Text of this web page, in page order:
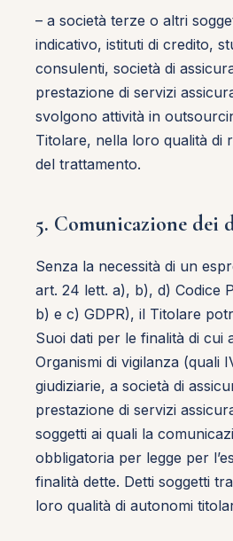
– a società terze o altri
indicativo, istituti di credito,
consulenti, società di
prestazione di servizi
svolgono attività in
Titolare, nella loro qualità di
del trattamento.
5. Comunicazione dei
Senza la necessità di un
art. 24 lett. a), b), d) Codice
b) e c) GDPR), il Titolare
Suoi dati per le finalità di cui
Organismi di vigilanza (quali
giudiziarie, a società di
prestazione di servizi
soggetti ai quali la
obbligatoria per legge per
finalità dette. Detti soggetti
loro qualità di autonomi